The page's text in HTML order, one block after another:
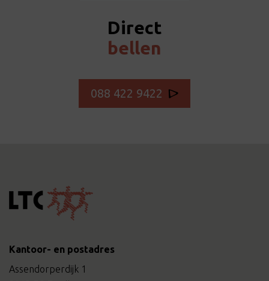
Direct
bellen
088 422 9422
Kantoor- en postadres
Assendorperdijk 1